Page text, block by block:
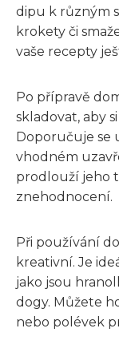
dipu k různým
krokety či
vaše recepty
Po přípravě
skladovat, aby
Doporučuje se
vhodném
prodlouží jeho
znehodnocení.
Při používání
kreativní. Je
jako jsou
dogy. Můžete
nebo polévek